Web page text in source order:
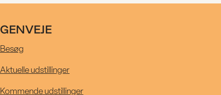
KALENDE
R
GENVEJE
Besøg
Aktuelle udstillinger
Kommende udstillinger